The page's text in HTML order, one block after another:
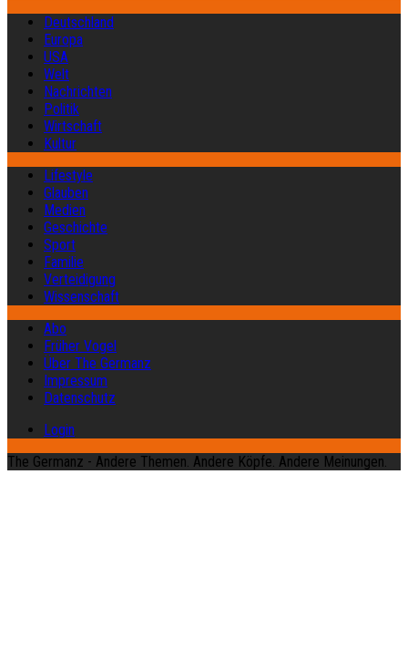
Deutschland
Europa
USA
Welt
Nachrichten
Politik
Wirtschaft
Kultur
Lifestyle
Glauben
Medien
Geschichte
Sport
Familie
Verteidigung
Wissenschaft
Abo
Früher Vogel
Über The Germanz
Impressum
Datenschutz
Login
The Germanz - Andere Themen. Andere Köpfe. Andere Meinungen.